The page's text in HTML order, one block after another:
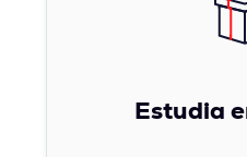
Estudia